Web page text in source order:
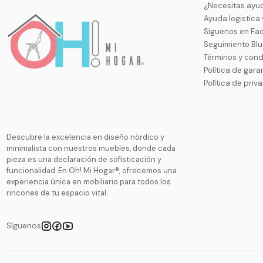
Descubre la excelencia en diseño nórdico y
minimalista con nuestros muebles, donde cada
pieza es una declaración de sofisticación y
funcionalidad. En Oh! Mi Hogar®, ofrecemos una
experiencia única en mobiliario para todos los
rincones de tu espacio vital.
Síguenos
¿Necesitas
Ayuda
Síguenos en
Seguimiento
Términos y
Política de
Política de